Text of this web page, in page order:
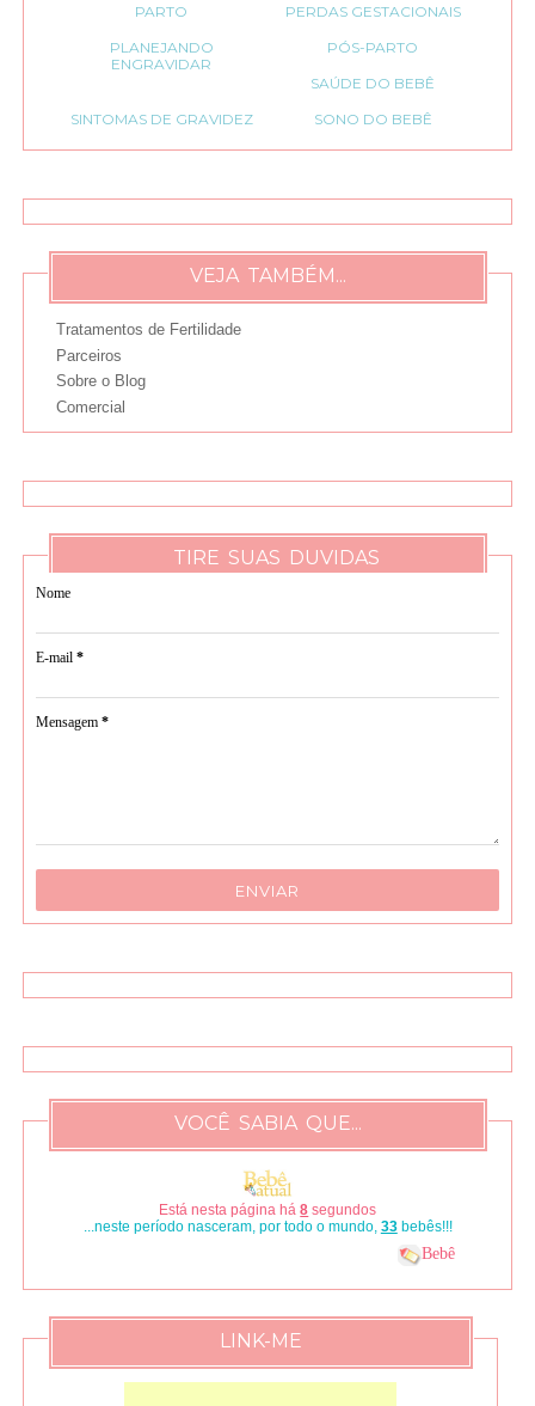
PARTO
PERDAS GESTACIONAIS
PLANEJANDO
ENGRAVIDAR
PÓS-PARTO
SAÚDE DO BEBÊ
SINTOMAS DE GRAVIDEZ
SONO DO BEBÊ
VEJA TAMBÉM...
Tratamentos de Fertilidade
Parceiros
Sobre o Blog
Comercial
TIRE SUAS DUVIDAS
Nome
E-mail*
Mensagem*
VOCÊ SABIA QUE...
Está nesta página há9 segundos
...neste período nasceram, por todo o mundo, 37bebês!!!
Bebê
LINK-ME